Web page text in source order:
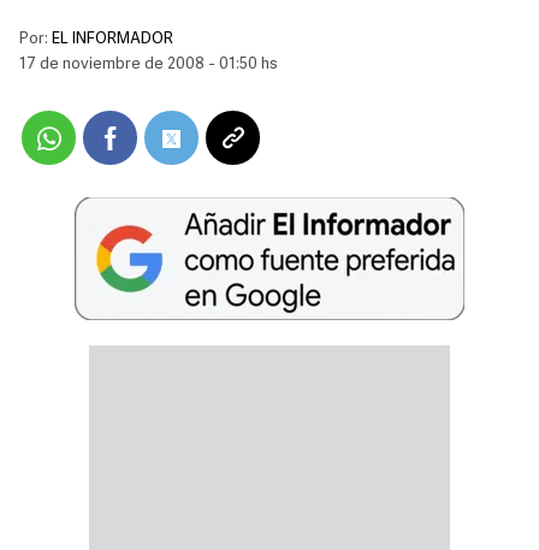
Por: EL INFORMADOR
17 de noviembre de 2008 - 01:50 hs